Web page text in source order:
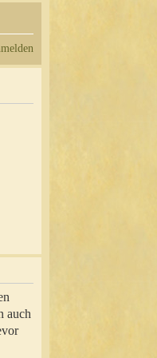
auch